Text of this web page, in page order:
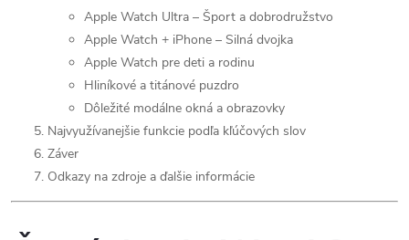
Apple Watch Ultra – Šport a dobrodružstvo
Apple Watch + iPhone – Silná dvojka
Apple Watch pre deti a rodinu
Hliníkové a titánové puzdro
Dôležité modálne okná a obrazovky
Najvyužívanejšie funkcie podľa kľúčových slov
Záver
Odkazy na zdroje a ďalšie informácie